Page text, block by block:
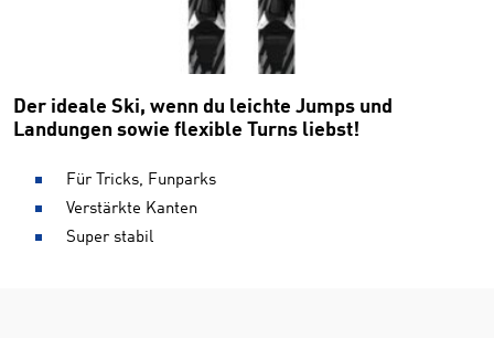
Der ideale Ski, wenn du leichte Jumps und
Landungen sowie flexible Turns liebst!
Für Tricks, Funparks
Verstärkte Kanten
Super stabil